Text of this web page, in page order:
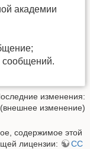
академии
сообщений.
изменения:
изменение)
содержимое этой
лицензии:
CC